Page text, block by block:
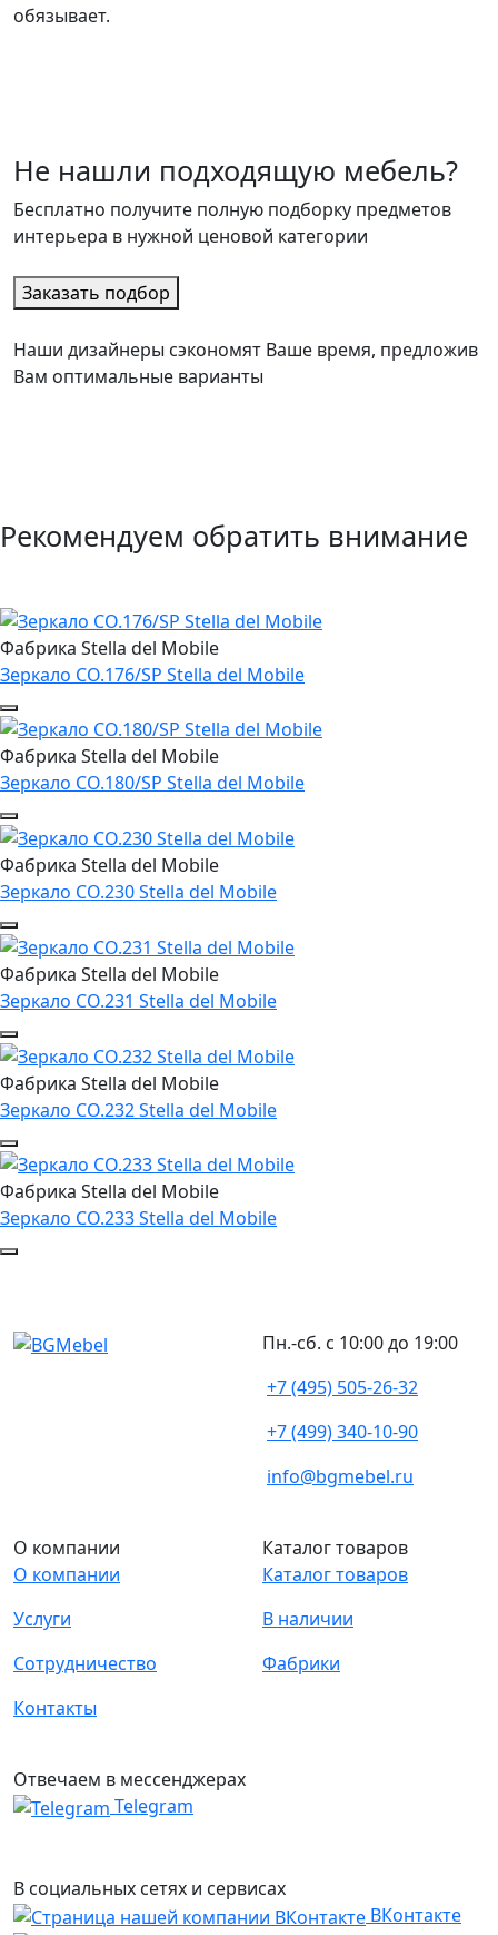
обязывает.
Не нашли подходящую мебель?
Бесплатно получите полную подборку предметов
интерьера в нужной ценовой категории
Заказать подбор
Наши дизайнеры сэкономят Ваше время, предложив
Вам оптимальные варианты
Рекомендуем обратить внимание
Фабрика Stella del Mobile
Зеркало CO.176/SP Stella del Mobile
Фабрика Stella del Mobile
Зеркало CO.180/SP Stella del Mobile
Фабрика Stella del Mobile
Зеркало CO.230 Stella del Mobile
Фабрика Stella del Mobile
Зеркало CO.231 Stella del Mobile
Фабрика Stella del Mobile
Зеркало CO.232 Stella del Mobile
Фабрика Stella del Mobile
Зеркало CO.233 Stella del Mobile
Пн.-сб. с 10:00 до 19:00
+7 (495) 505-26-32
+7 (499) 340-10-90
info@bgmebel.ru
О компании
О компании
Услуги
Сотрудничество
Контакты
Каталог товаров
Каталог товаров
В наличии
Фабрики
Отвечаем в мессенджерах
Telegram
В социальных сетях и сервисах
ВКонтакте